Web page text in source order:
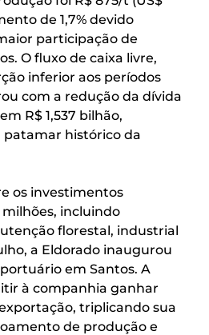
de 1,7% devido
participação de
O fluxo de caixa livre,
inferior aos períodos
com a redução da dívida
R$ 1,537 bilhão,
histórico da
os investimentos
incluindo
florestal, industrial
a Eldorado inaugurou
em Santos. A
à companhia ganhar
triplicando sua
de produção e